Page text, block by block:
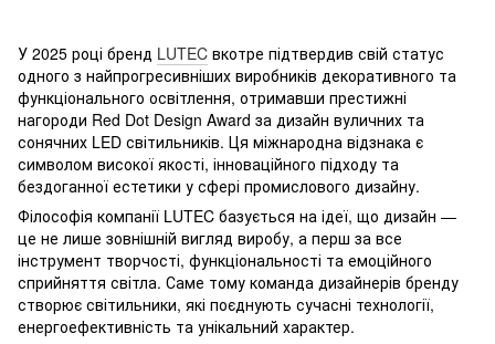
У 2025 році бренд LUTEC вкотре підтвердив свій статус
одного з найпрогресивніших виробників декоративного та
функціонального освітлення, отримавши престижні
нагороди Red Dot Design Award за дизайн вуличних та
сонячних LED світильників. Ця міжнародна відзнака є
символом високої якості, інноваційного підходу та
бездоганної естетики у сфері промислового дизайну.
Філософія компанії LUTEC базується на ідеї, що дизайн —
це не лише зовнішній вигляд виробу, а перш за все
інструмент творчості, функціональності та емоційного
сприйняття світла. Саме тому команда дизайнерів бренду
створює світильники, які поєднують сучасні технології,
енергоефективність та унікальний характер.